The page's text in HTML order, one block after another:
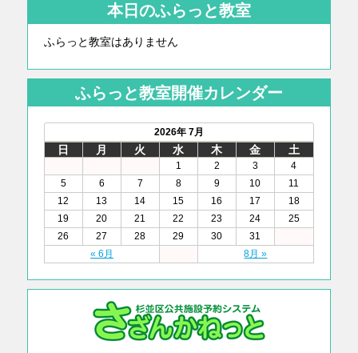
本日のふらっと教室
ふらっと教室はありません
ふらっと教室開催カレンダー
2026年 7月
日 月 火 水 木 金 土
1 2 3
4
5
6 7 8 9 10
11
12
13 14 15 16 17
18
19
20 21 22 23 24
25
26
27 28 29 30
31
« 6月
8月 »